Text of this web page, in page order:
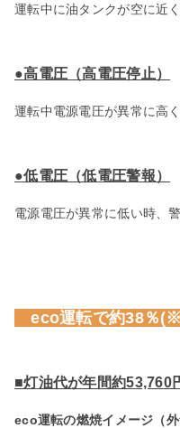
運転中に油タンクが空に近
●高電圧（高電圧停止）
運転中電源電圧が異常に高
●低電圧（低電圧警報）
電源電圧が異常に低い時、
eco運転で約38％
■灯油代が年間約
eco運転の燃焼イメージ（